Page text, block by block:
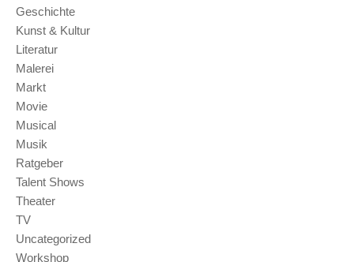
Geschichte
Kunst & Kultur
Literatur
Malerei
Markt
Movie
Musical
Musik
Ratgeber
Talent Shows
Theater
TV
Uncategorized
Workshop